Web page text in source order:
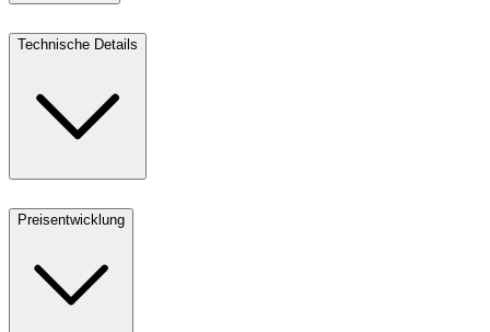
Technische Details
Preisentwicklung